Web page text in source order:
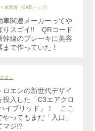
木雅啓（CARトップ）
車関連メーカーってや
りスゴイ!! QRコード
幹線のブレーキに美容
まで作っていた！
よし
ロエンの新世代デザイ
投入した「C3エアクロ
イブリッド」！ ここ
やってもまだ「入口」
マジ!?